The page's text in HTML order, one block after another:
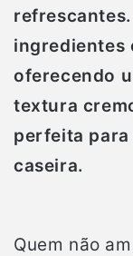
ingredientes
oferecendo
textura
perfeita para
caseira.
Quem não